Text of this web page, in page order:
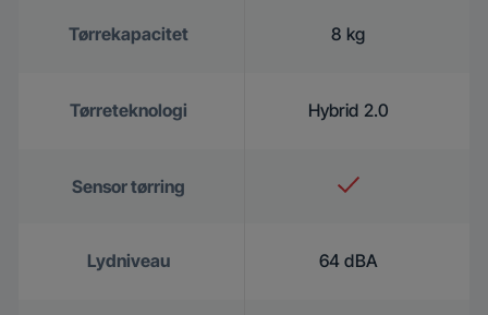
Tørrekapacitet 8 kg
Tørreteknologi Hybrid 2.0
Sensor tørring
Lydniveau 64 dBA